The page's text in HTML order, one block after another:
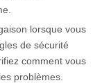
lorsque vous
de sécurité
comment vous
problèmes.